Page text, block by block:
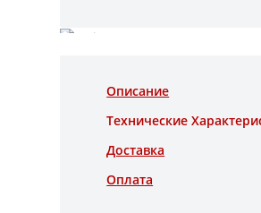
Описание
Технические
Доставка
Оплата